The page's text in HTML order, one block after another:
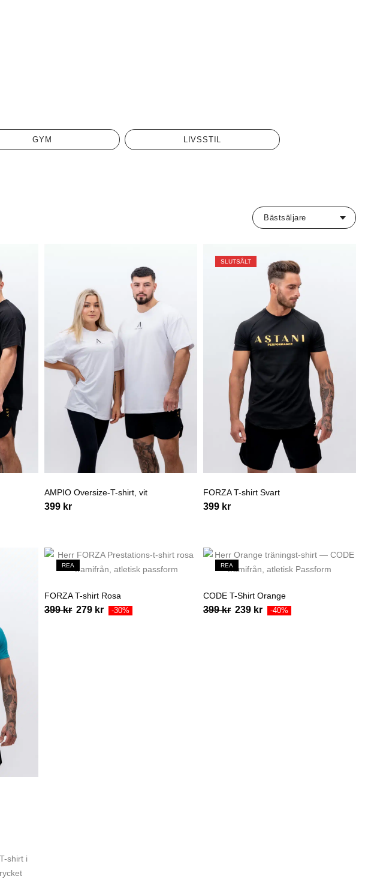
GYM LIVSSTIL
AMPIO Oversize-T-shirt, vit
399 kr
SLUTSÅLT
FORZA T-shirt Svart
399 kr
REA
FORZA T-shirt Rosa
399kr 279 kr -30%
REA
CODE T-Shirt Orange
399kr 239 kr -40%